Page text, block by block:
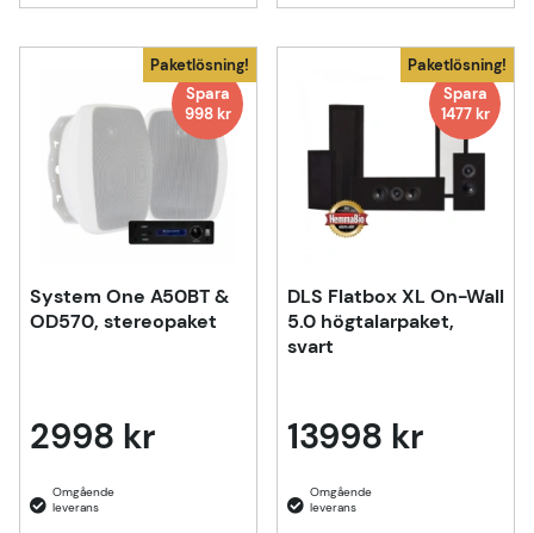
Paketlösning!
Spara
998 kr
System One A50BT &
OD570, stereopaket
2998 kr
Paketlösning!
Spara
1477 kr
DLS Flatbox XL On-Wall
5.0 högtalarpaket,
svart
13998 kr